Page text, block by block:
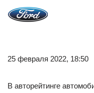
25 февраля 2022, 18:50
В авторейтинге